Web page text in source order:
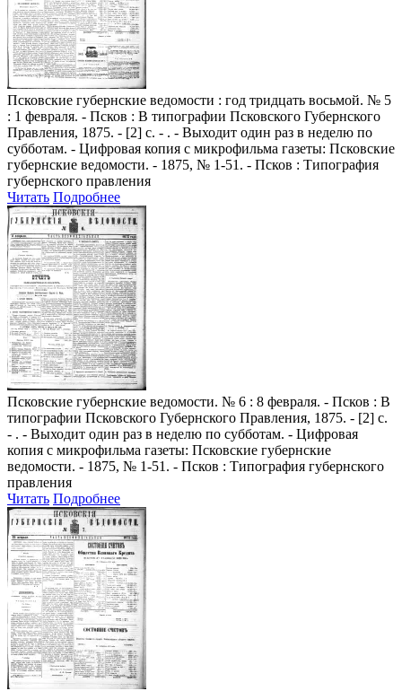
Псковские губернские ведомости : год тридцать восьмой. № 5
: 1 февраля. - Псков : В типографии Псковского Губернского
Правления, 1875. - [2] с. - . - Выходит один раз в неделю по
субботам. - Цифровая копия с микрофильма газеты: Псковские
губернские ведомости. - 1875, № 1-51. - Псков : Типография
губернского правления
Читать Подробнее
Псковские губернские ведомости. № 6 : 8 февраля. - Псков : В
типографии Псковского Губернского Правления, 1875. - [2] с.
- . - Выходит один раз в неделю по субботам. - Цифровая
копия с микрофильма газеты: Псковские губернские
ведомости. - 1875, № 1-51. - Псков : Типография губернского
правления
Читать Подробнее